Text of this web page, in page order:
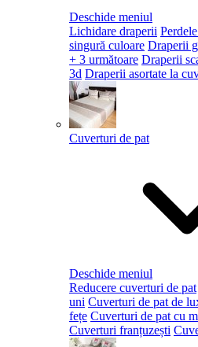
Deschide meniul
Lichidare draperii
singură culoare Draperii
+ 3 următoare Draperii
3d Draperii asortate la
Cuverturi de pat
Deschide meniul
Reducere cuverturi de pat
uni Cuverturi de pat de
fețe Cuverturi de pat cu
Cuverturi franțuzești